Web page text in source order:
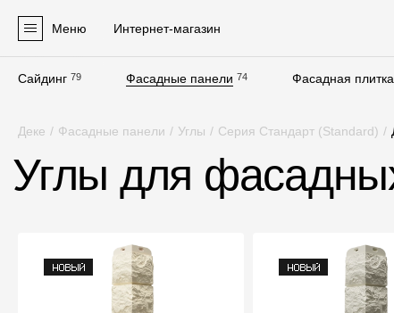
Меню Интернет-магазин
Сайдинг 79 Фасадные панели 74 Фасадная плитка
Сайдинг
Фасадная плитка
Комплектующие для фасадов
Деке / Фасадные панели / Углы / Серия Стандарт (Standard) /
Углы для